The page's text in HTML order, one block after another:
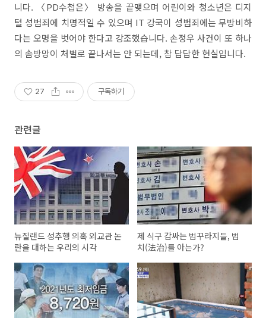
니다. 〈PD수첩은〉 방송을 끝맺으며 어린이와 청소년은 디지
털 성범죄에 치명적일 수 있으며 IT 강국이 성범죄에는 무방비하
다는 오명을 벗어야 한다고 강조했습니다. 손정우 사건이 또 하나
의 솜방망이 처벌로 끝나서는 안 되는데, 참 답답한 현실입니다.
27 구독하기
관련글
뉴질랜드 성추행 의혹 외교관 논
란을 대하는 우리의 시각
제 식구 감싸는 법꾸라지들, 법
치(法治)를 아는가?